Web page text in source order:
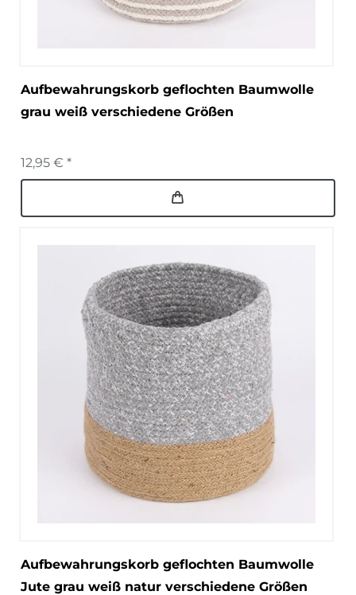
Aufbewahrungskorb geflochten Baumwolle
grau weiß verschiedene Größen
12,95 € *
Aufbewahrungskorb geflochten Baumwolle
Jute grau weiß natur verschiedene Größen